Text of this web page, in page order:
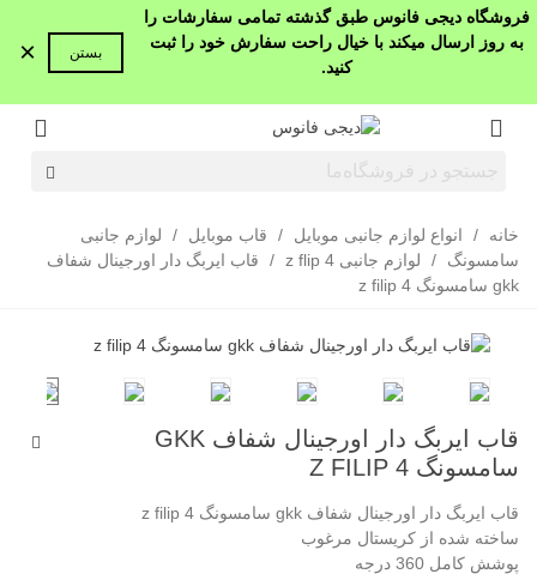
فروشگاه دیجی فانوس طبق گذشته تمامی سفارشات را
به روز ارسال میکند با خیال راحت سفارش خود را ثبت
کنید.
بستن ×
خانه / انواع لوازم جانبی موبایل / قاب موبایل /
لوازم جانبی
سامسونگ
/ لوازم جانبی z flip 4 /
قاب ایربگ دار اورجینال شفاف
gkk سامسونگ z filip 4
قاب ایربگ دار اورجینال شفاف GKK
سامسونگ Z FILIP 4
قاب ایربگ دار اورجینال شفاف gkk سامسونگ z filip 4
ساخته شده از کریستال مرغوب
پوشش کامل 360 درجه